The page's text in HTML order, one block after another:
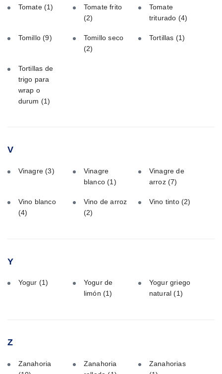
Tomate (1)
Tomate frito
(2)
Tomate
triturado (4)
Tomillo(9)
Tomillo seco
(2)
Tortillas (1)
Tortillas de
trigo para
wrap o
durum (1)
V
Vinagre(3)
Vinagre
blanco(1)
Vinagre de
arroz(7)
Vino blanco
(4)
Vino de arroz
(2)
Vino tinto(2)
Y
Yogur (1)
Yogur de
limón (1)
Yogur griego
natural(1)
Z
Zanahoria
Zanahoria
Zanahorias